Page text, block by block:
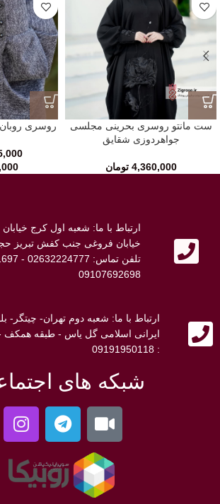
ست مانتو روسری بحرینی مجلسی
جواهردوزی شقایق
4,360,000 تومان
روسری
ارتباط با ما: شعبه اول کرج
خیابان فروغی جنب کفش تبریز
09107692698
ارتباط با ما: شعبه دوم تهران- چیتگر-
: 09191950118
شبکه های